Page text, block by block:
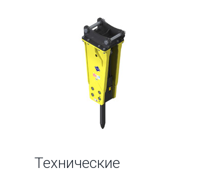
Технические